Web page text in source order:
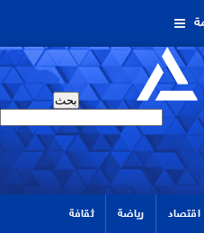
اقتصاد رياضة ثقافة